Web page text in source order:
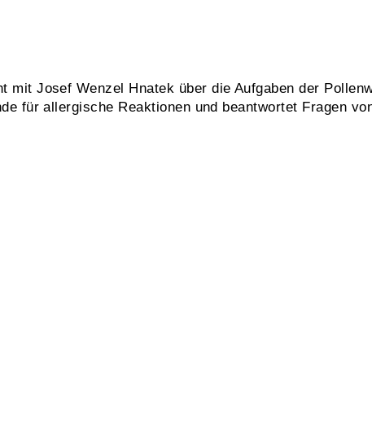
Josef Wenzel Hnatek über die Aufgaben der
für allergische Reaktionen und beantwortet Fragen